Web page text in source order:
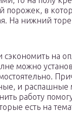
порожек, в
На нижний
на
можно
и распашные
работу
есть на